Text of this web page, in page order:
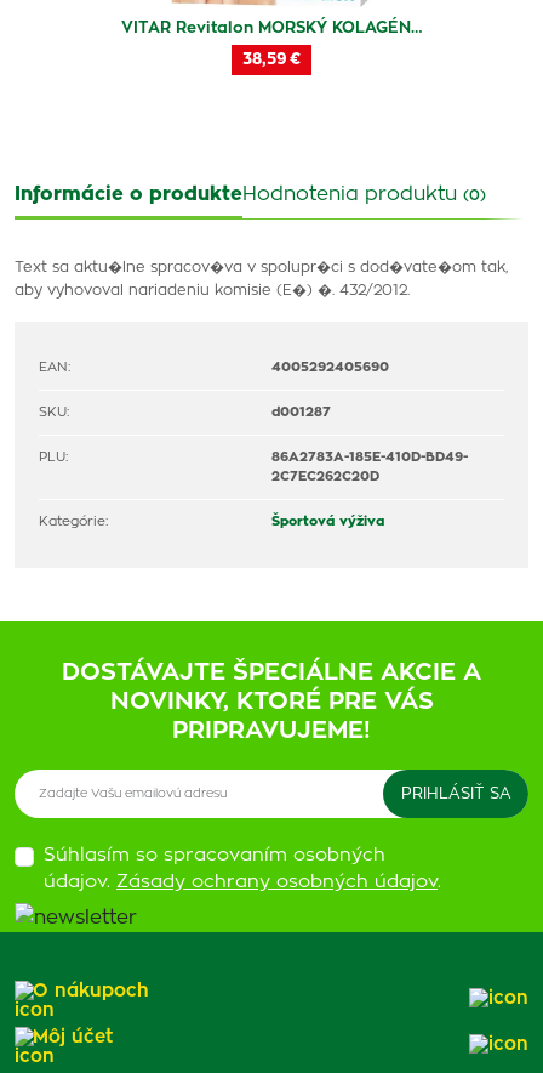
VITAR Revitalon MORSKÝ KOLAGÉN…
38,59 €
Informácie o produkteHodnotenia produktu (0)
Text sa aktu�lne spracov�va v spolupr�ci s dod�vate�om tak,
aby vyhovoval nariadeniu komisie (E�) �. 432/2012.
EAN: 4005292405690
SKU: d001287
PLU:
86A2783A-185E-410D-BD49-
2C7EC262C20D
Kategórie: Športová výživa
DOSTÁVAJTE ŠPECIÁLNE AKCIE A
NOVINKY, KTORÉ PRE VÁS
PRIPRAVUJEME!
Súhlasím so spracovaním osobných
údajov. Zásady ochrany osobných údajov.
O nákupoch
Môj účet